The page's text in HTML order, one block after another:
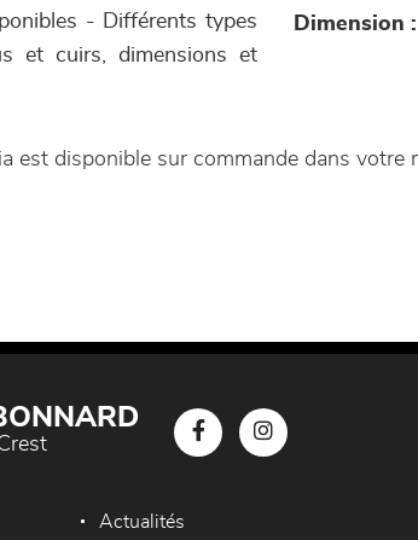
- Différents types
et cuirs, dimensions et
Dimension :
est disponible sur commande dans votre
Actualités